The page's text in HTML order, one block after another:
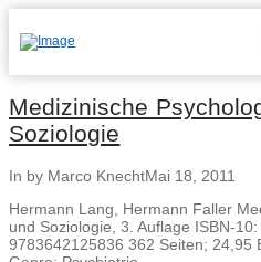
Medizinische
Soziologie
In by Marco KnechtMai 18, 2011
Hermann Lang, Hermann Faller
und Soziologie, 3. Auflage ISBN-
9783642125836 362 Seiten;